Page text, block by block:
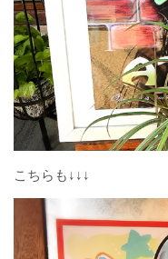
こちらも↓↓↓